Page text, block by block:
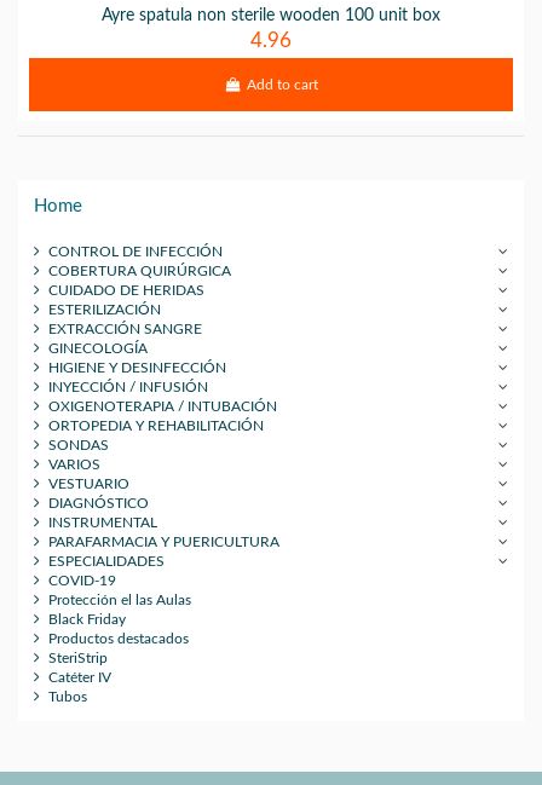
Ayre spatula non sterile wooden 100 unit box
4.96
Add to cart
Home
CONTROL DE INFECCIÓN
COBERTURA QUIRÚRGICA
CUIDADO DE HERIDAS
ESTERILIZACIÓN
EXTRACCIÓN SANGRE
GINECOLOGÍA
HIGIENE Y DESINFECCIÓN
INYECCIÓN / INFUSIÓN
OXIGENOTERAPIA / INTUBACIÓN
ORTOPEDIA Y REHABILITACIÓN
SONDAS
VARIOS
VESTUARIO
DIAGNÓSTICO
INSTRUMENTAL
PARAFARMACIA Y PUERICULTURA
ESPECIALIDADES
COVID-19
Protección el las Aulas
Black Friday
Productos destacados
SteriStrip
Catéter IV
Tubos